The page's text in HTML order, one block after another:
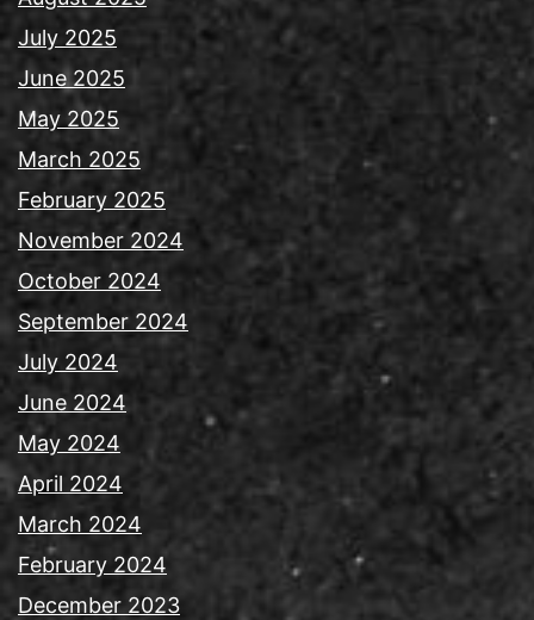
July 2025
June 2025
May 2025
March 2025
February 2025
November 2024
October 2024
September 2024
July 2024
June 2024
May 2024
April 2024
March 2024
February 2024
December 2023